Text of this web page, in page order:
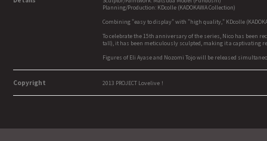
Planning/Production: KDcolle (KADOKAWA Collection)
Combining "easy to display" with "high quality," KDcolle
To celebrate the 15th anniversary of the series, Nico has been
tall), it has been meticulously sculpted, making it a captivating
Figures of Eli Ayase and Nozomi Tojo will be released
Copyright 2013 PROJECT Lovelive！